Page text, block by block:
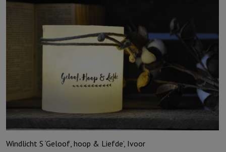
van
jou,
Windlicht S ‘Geloof, hoop & Liefde’, Ivoor